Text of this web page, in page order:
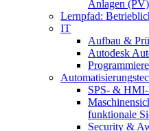
Anlagen (PV)
Lernpfad:
IT
Aufbau &
Autodesk
SPS‑ &
funktionale
Security &